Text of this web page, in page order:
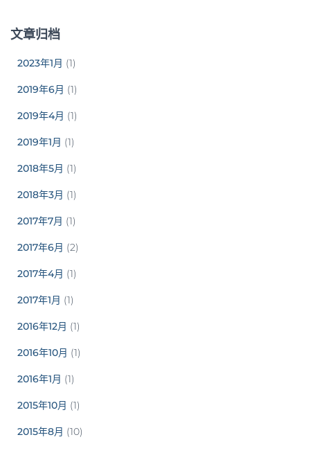
文章归档
2023年1月 (1)
2019年6月 (1)
2019年4月 (1)
2019年1月 (1)
2018年5月 (1)
2018年3月 (1)
2017年7月 (1)
2017年6月 (2)
2017年4月 (1)
2017年1月 (1)
2016年12月 (1)
2016年10月 (1)
2016年1月 (1)
2015年10月 (1)
2015年8月 (10)